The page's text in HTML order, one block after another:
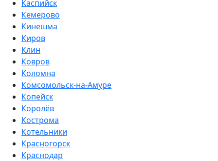
Каспийск
Кемерово
Кинешма
Киров
Клин
Ковров
Коломна
Комсомольск-на-Амуре
Копейск
Королёв
Кострома
Котельники
Красногорск
Краснодар